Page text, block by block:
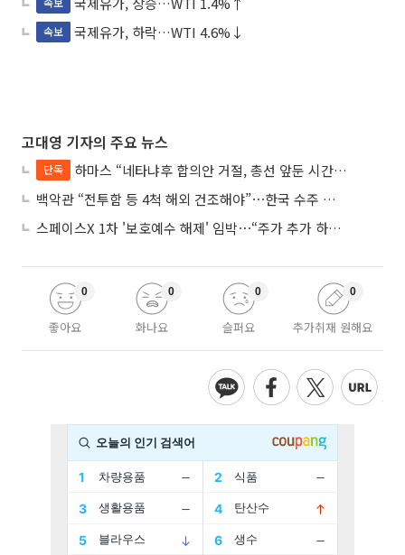
속보 국제유가, 하락…WTI 4.6%↓
고대영 기자의 주요 뉴스
단독
하마스 “네타냐후 합의안 거절, 총선 앞둔 시간 끌기”
백악관 “전투함 등 4척 해외 건조해야”⋯한국 수주 기대
스페이스X 1차 '보호예수 해제' 임박⋯“주가 추가 하락 가능성”
좋아요
0
화나요
0
슬퍼요
0
추가취재 원해요
0